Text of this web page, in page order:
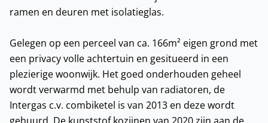
ramen en deuren met isolatieglas.
Gelegen op een perceel van ca. 166m² eigen grond met
een privacy volle achtertuin en gesitueerd in een
plezierige woonwijk. Het goed onderhouden geheel
wordt verwarmd met behulp van radiatoren, de
Intergas c.v. combiketel is van 2013 en deze wordt